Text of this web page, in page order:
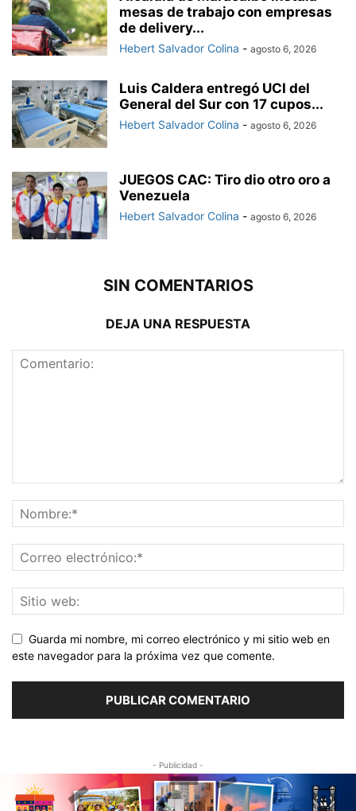
mesas de trabajo con empresas
de delivery...
Hebert Salvador Colina - agosto 6, 2026
Luis Caldera entregó UCI del
General del Sur con 17 cupos...
Hebert Salvador Colina - agosto 6, 2026
JUEGOS CAC: Tiro dio otro oro a
Venezuela
Hebert Salvador Colina - agosto 6, 2026
SIN COMENTARIOS
DEJA UNA RESPUESTA
Guarda mi nombre, mi correo electrónico y mi sitio web en
este navegador para la próxima vez que comente.
- Publicidad -